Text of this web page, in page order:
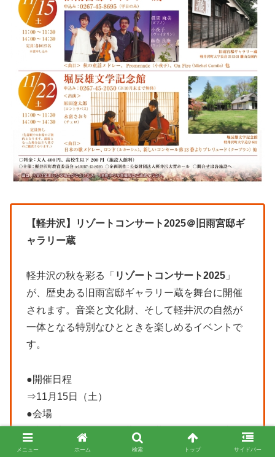
【軽井沢】リゾートコンサート2025＠旧雨宮邸ギ
ャラリー蔵
軽井沢の秋を彩る「 リゾートコンサート2025 」
が、歴史ある旧雨宮邸ギャラリー蔵を舞台に開催
されます。音楽と文化財、そして軽井沢の自然が
一体となる特別なひとときを楽しめるイベントで
す。
●開催日程
⇒11月15日（土）
●会場
⇒旧雨宮邸ギャラリー蔵（軽井沢・離山公園内）
●出演者
メニュー ホーム 検索 トップ サイドバー